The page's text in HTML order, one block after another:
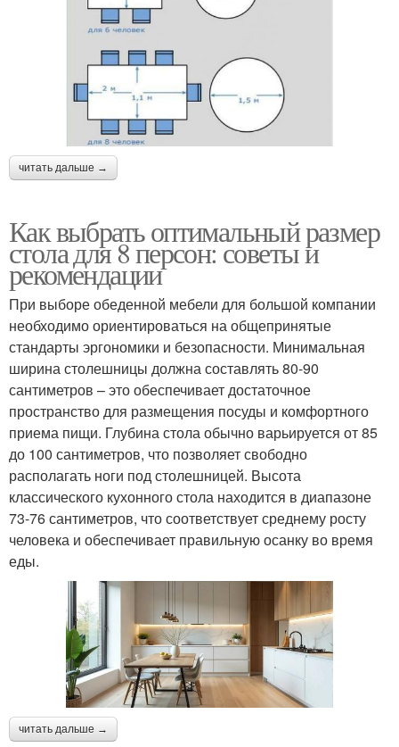
читать дальше →
Как выбрать оптимальный размер
стола для 8 персон: советы и
рекомендации
При выборе обеденной мебели для большой компании
необходимо ориентироваться на общепринятые
стандарты эргономики и безопасности. Минимальная
ширина столешницы должна составлять 80-90
сантиметров – это обеспечивает достаточное
пространство для размещения посуды и комфортного
приема пищи. Глубина стола обычно варьируется от 85
до 100 сантиметров, что позволяет свободно
располагать ноги под столешницей. Высота
классического кухонного стола находится в диапазоне
73-76 сантиметров, что соответствует среднему росту
человека и обеспечивает правильную осанку во время
еды.
читать дальше →